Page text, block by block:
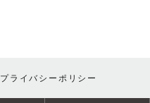
プライバシーポリシー